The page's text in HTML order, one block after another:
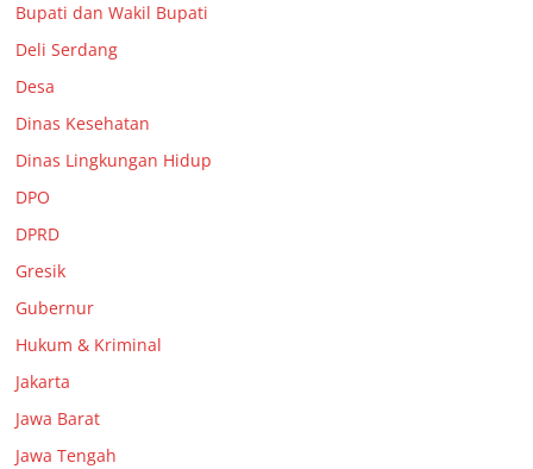
Bupati dan Wakil Bupati
Deli Serdang
Desa
Dinas Kesehatan
Dinas Lingkungan Hidup
DPO
DPRD
Gresik
Gubernur
Hukum & Kriminal
Jakarta
Jawa Barat
Jawa Tengah